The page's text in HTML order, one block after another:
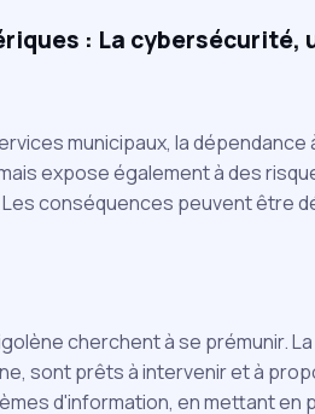
: La cybersécurité,
municipaux, la
expose également à des
conséquences peuvent être
cherchent à se prémunir.
sont prêts à intervenir et à
d'information, en mettant